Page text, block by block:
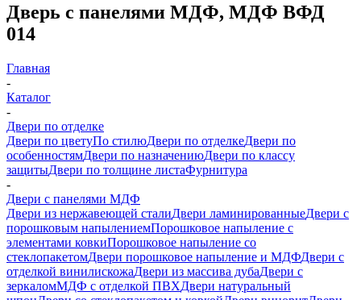
Дверь с панелями МДФ, МДФ ВФД
014
Главная
-
Каталог
-
Двери по отделке
Двери по цветуПо стилюДвери по отделкеДвери по
особенностямДвери по назначениюДвери по классу
защитыДвери по толщине листаФурнитура
-
Двери с панелями МДФ
Двери из нержавеющей сталиДвери ламинированныеДвери с
порошковым напылениемПорошковое напыление с
элементами ковкиПорошковое напыление со
стеклопакетомДвери порошковое напыление и МДФДвери с
отделкой винилискожаДвери из массива дубаДвери с
зеркаломМДФ с отделкой ПВХДвери натуральный